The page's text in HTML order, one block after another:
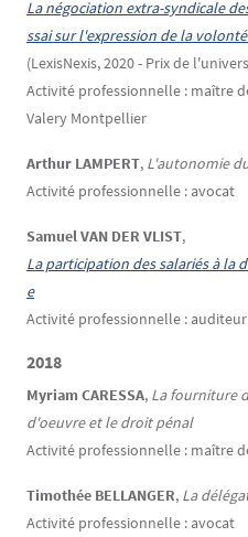
La négociation extra-syndicale
ssai sur l'expression de la
(LexisNexis, 2020 - Prix de
Activité professionnelle : maître
Valery Montpellier
Arthur LAMPERT, L'autonomie
Activité professionnelle : avocat
Samuel VAN DER VLIST,
La participation des salariés à la
e
Activité professionnelle :
2018
Myriam CARESSA, La fourniture
d'oeuvre et le droit pénal
Activité professionnelle : maître
Timothée BELLANGER, La
Activité professionnelle : avocat